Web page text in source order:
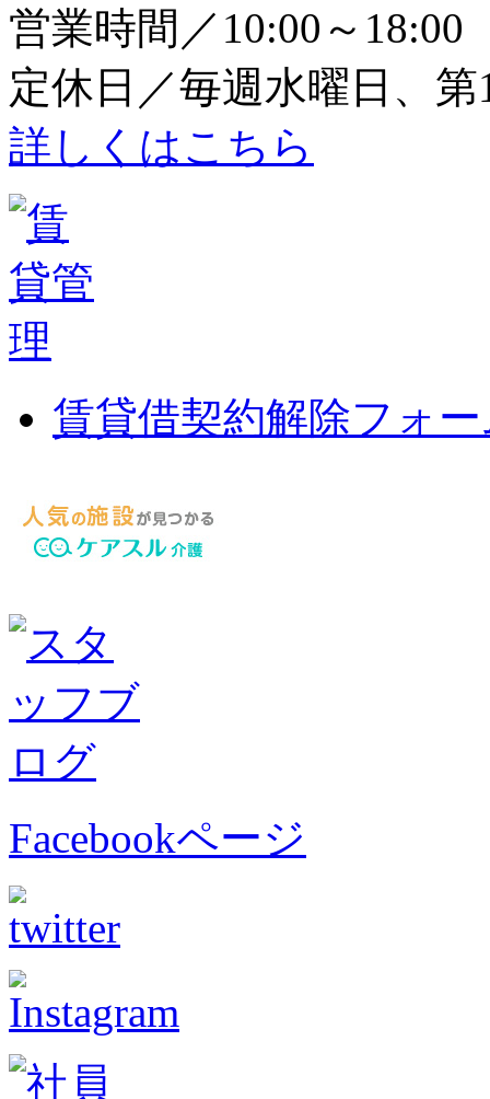
営業時間／10:00～18:00
定休日／毎週水曜日、
詳しくはこちら
賃貸借契約解除フォ
Facebookページ